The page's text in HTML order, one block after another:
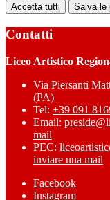
Accetta tutti Salva le
Contatti
Liceo Artistico
Via Piersanti
(PA)
Tel: +39 091
Email:
mail
PEC:
inviare una mail
Facebook
Instagram